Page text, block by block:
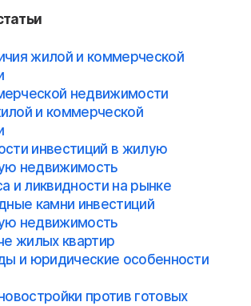
жилой и коммерческой
недвижимости
и коммерческой
инвестиций в жилую
недвижимость
и ликвидности на рынке
камни инвестиций
недвижимость
жилых квартир
и юридические особенности
против готовых